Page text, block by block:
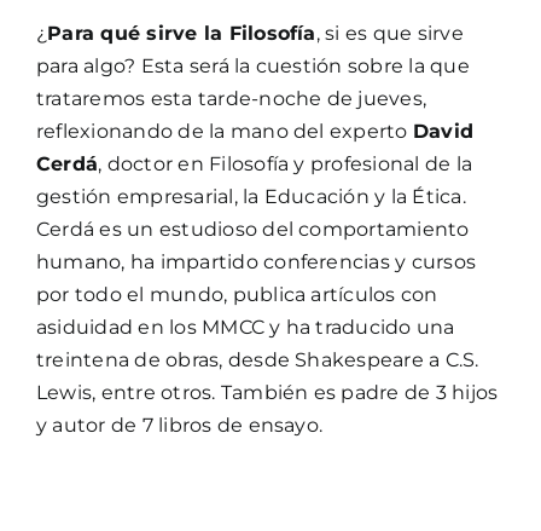
¿ Para qué sirve la Filosofía, si es que sirve
para algo? Esta será la cuestión sobre la que
trataremos esta tarde-noche de jueves,
reflexionando de la mano del experto David
Cerdá, doctor en Filosofía y profesional de la
gestión empresarial, la Educación y la Ética.
Cerdá es un estudioso del comportamiento
humano, ha impartido conferencias y cursos
por todo el mundo, publica artículos con
asiduidad en los MMCC y ha traducido una
treintena de obras, desde Shakespeare a C.S.
Lewis, entre otros. También es padre de 3 hijos
y autor de 7 libros de ensayo.